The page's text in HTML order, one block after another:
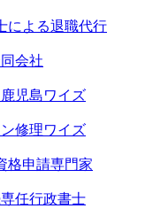
による退職代行
会社
児島ワイズ
修理ワイズ
格申請専門家
任行政書士